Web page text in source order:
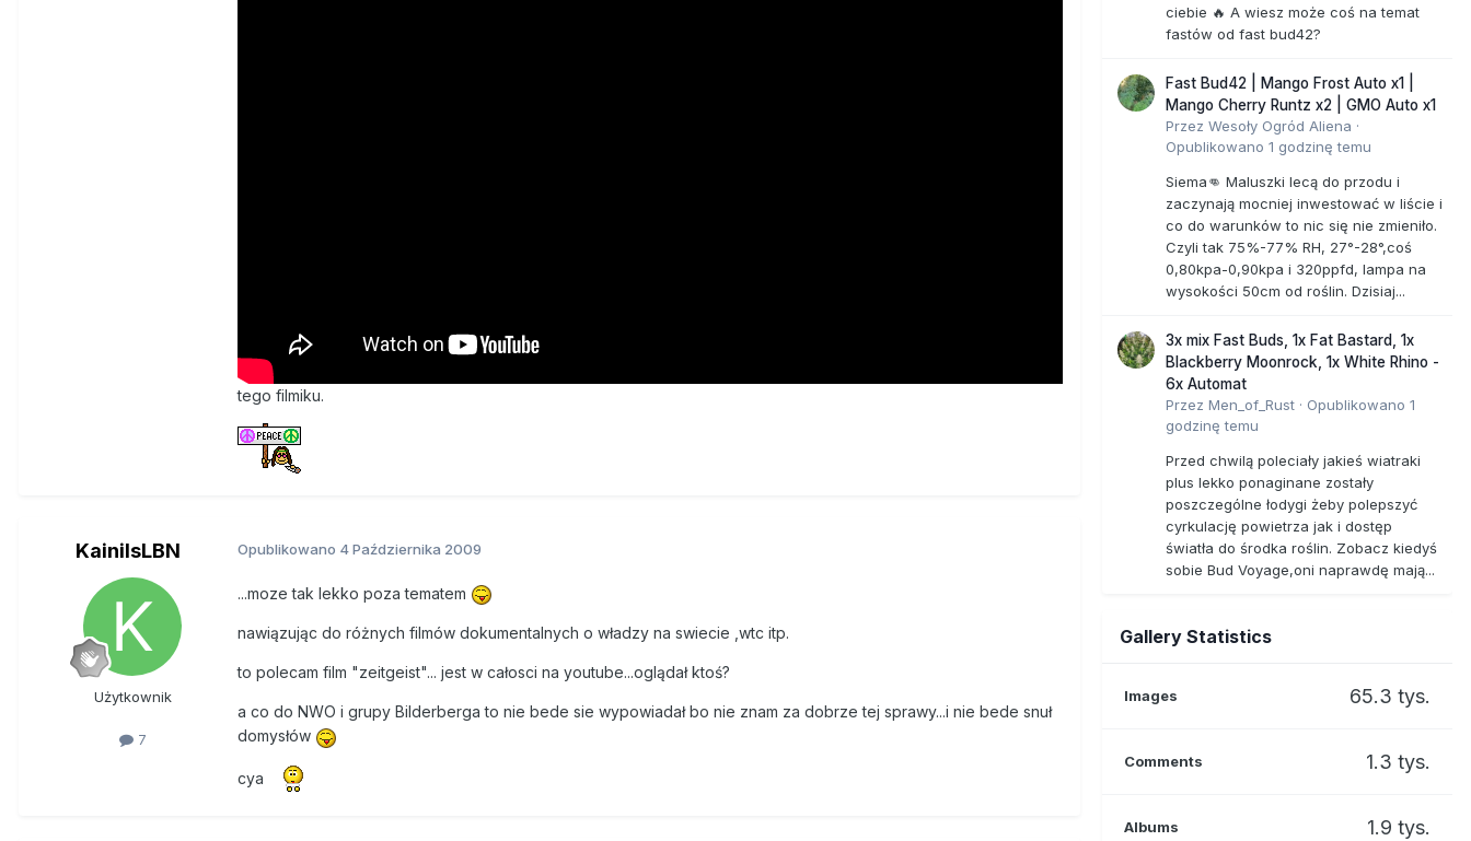
tego filmiku.
KainilsLBN
Użytkownik
7
Opublikowano 4 Października 2009
...moze tak lekko poza tematem
nawiązując do różnych filmów dokumentalnych o władzy na swiecie ,wtc itp.
to polecam film "zeitgeist"... jest w całosci na youtube...oglądał ktoś?
a co do NWO i grupy Bilderberga to nie bede sie wypowiadał bo nie znam za dobrze tej sprawy...i nie bede snuł
domysłów
cya
ciebie 🔥 A wiesz może coś na temat
fastów od fast bud42?
Fast Bud42 | Mango Frost Auto x1 |
Mango Cherry Runtz x2 | GMO Auto x1
Przez Wesoły Ogród Aliena ·
Opublikowano 1 godzinę temu
Siema👊 Maluszki lecą do przodu i
zaczynają mocniej inwestować w liście i
co do warunków to nic się nie zmieniło.
Czyli tak 75%-77% RH, 27°-28°,coś
0,80kpa-0,90kpa i 320ppfd, lampa na
wysokości 50cm od roślin. Dzisiaj...
3x mix Fast Buds, 1x Fat Bastard, 1x
Blackberry Moonrock, 1x White Rhino -
6x Automat
Przez Men_of_Rust · Opublikowano 1
godzinę temu
Przed chwilą poleciały jakieś wiatraki
plus lekko ponaginane zostały
poszczególne łodygi żeby polepszyć
cyrkulację powietrza jak i dostęp
światła do środka roślin. Zobacz kiedyś
sobie Bud Voyage,oni naprawdę mają...
Gallery Statistics
Images 65.3 tys.
Comments 1.3 tys.
Albums 1.9 tys.